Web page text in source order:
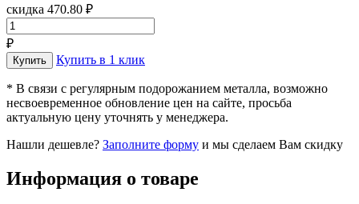
скидка 470.80 ₽
₽
Купить в 1 клик
* В связи с регулярным подорожанием металла, возможно
несвоевременное обновление цен на сайте, просьба
актуальную цену уточнять у менеджера.
Нашли дешевле? Заполните форму и мы сделаем Вам скидку
Информация о товаре